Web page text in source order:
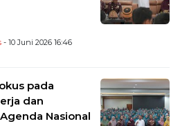
- 10 Juni 2026 16:46
pada
dan
Nasional